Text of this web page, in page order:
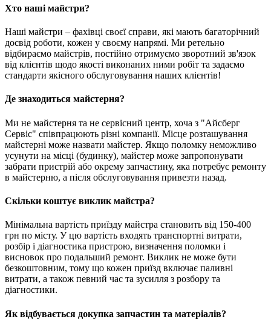
Хто наші майстри?
Наші майстри – фахівці своєї справи, які мають багаторічний
досвід роботи, кожен у своєму напрямі. Ми ретельно
відбираємо майстрів, постійно отримуємо зворотний зв'язок
від клієнтів щодо якості виконаних ними робіт та задаємо
стандарти якісного обслуговування наших клієнтів!
Де знаходиться майстерня?
Ми не майстерня та не сервісний центр, хоча з "Айсберг
Сервіс" співпрацюють різні компанії. Місце розташування
майстерні може назвати майстер. Якщо поломку неможливо
усунути на місці (будинку), майстер може запропонувати
забрати пристрій або окрему запчастину, яка потребує ремонту
в майстерню, а після обслуговування привезти назад.
Скільки коштує виклик майстра?
Мінімальна вартість приїзду майстра становить від 150-400
грн по місту. У цю вартість входять транспортні витрати,
розбір і діагностика пристрою, визначення поломки і
висновок про подальший ремонт. Виклик не може бути
безкоштовним, тому що кожен приїзд включає паливні
витрати, а також певний час та зусилля з розбору та
діагностики.
Як відбувається докупка запчастин та матеріалів?